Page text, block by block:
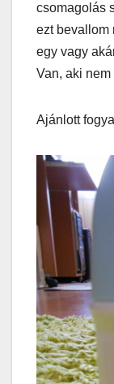
csomagolás
ezt bevallom
egy vagy
Van, aki
Ajánlott